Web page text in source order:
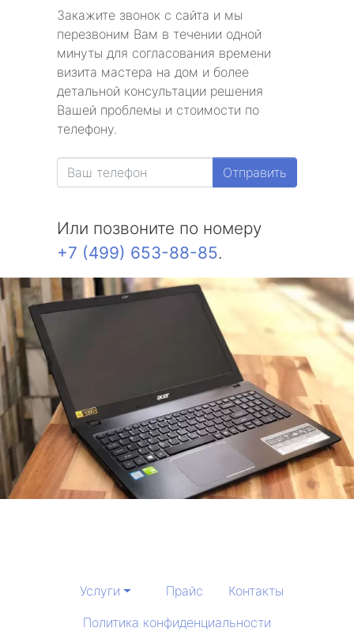
Закажите звонок с сайта и мы
перезвоним Вам в течении одной
минуты для согласования времени
визита мастера на дом и более
детальной консультации решения
Вашей проблемы и стоимости по
телефону.
Отправить
Или позвоните по номеру
+7 (499) 653-88-85.
Услуги Прайс
Контакты
Политика конфиденциальности